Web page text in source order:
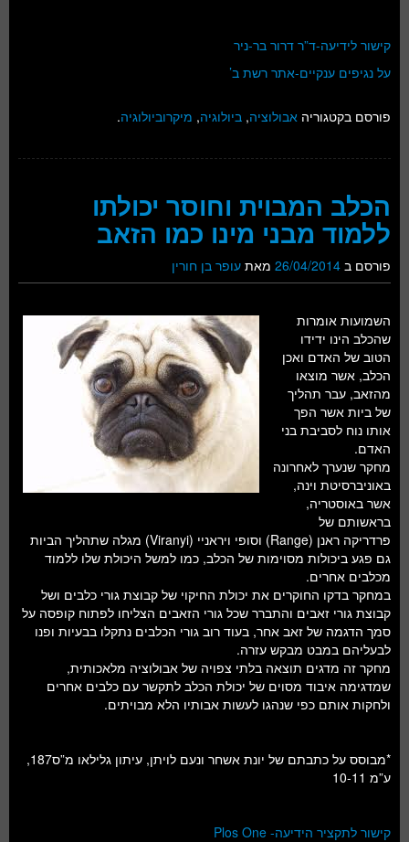
קישור לידיעה-ד”ר דרור בר-ניר
על נגיפים ענקיים-אתר רשת ב’
פורסם בקטגוריה אבולוציה, ביולוגיה, מיקרוביולוגיה.
הכלב המבוית וחוסר יכולתו
ללמוד מבני מינו כמו הזאב
פורסם ב 26/04/2014 מאת עופר בן חורין
השמועות אומרות
שהכלב הינו ידידו
הטוב של האדם ואכן
הכלב, אשר מוצאו
מהזאב, עבר תהליך
של ביות אשר הפך
אותו נוח לסביבת בני
האדם.
מחקר שנערך לאחרונה
באוניברסיטת וינה,
אשר באוסטריה,
בראשותם של
פרדריקה ראנן (Range) וסופי ויראניי (Viranyi) מגלה שתהליך הביות
גם פגע ביכולות מסוימות של הכלב, כמו למשל היכולת שלו ללמוד
מכלבים אחרים.
במחקר בדקו החוקרים את יכולת החיקוי של קבוצת גורי כלבים ושל
קבוצת גורי זאבים והתברר שכל גורי הזאבים הצליחו לפתוח קופסה על
סמך הדגמה של זאב אחר, בעוד רוב גורי הכלבים נתקלו בבעיות ופנו
לבעליהם במבט מבקש עזרה.
מחקר זה מדגים תוצאה בלתי צפויה של אבולוציה מלאכותית,
שמדגימה איבוד מסוים של יכולת הכלב לתקשר עם כלבים אחרים
ולחקות אותם כפי שנהגו לעשות אבותיו הלא מבויתים.
*מבוסס על כתבתם של יונת אשחר ונעם לויתן, עיתון גלילאו מ”ס187,
ע”מ 10-11
קישור לתקציר הידיעה- Plos One